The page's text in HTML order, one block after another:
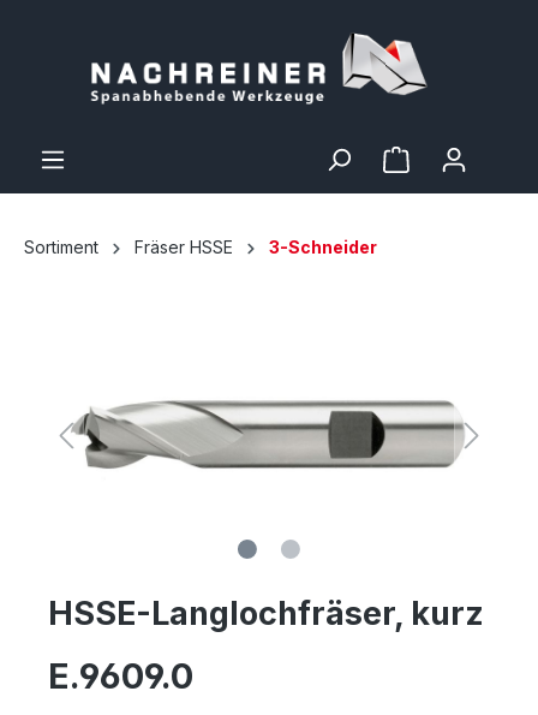
Sortiment Fräser HSSE 3-Schneider
HSSE-Langlochfräser, kurz
E.9609.0